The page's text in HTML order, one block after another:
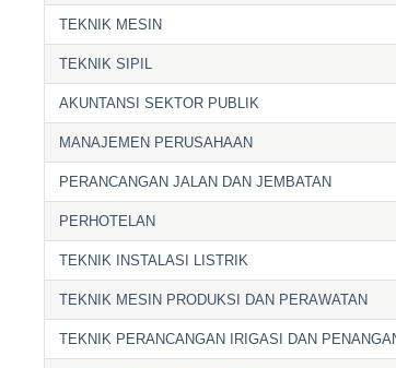
TEKNIK MESIN
TEKNIK SIPIL
AKUNTANSI SEKTOR PUBLIK
MANAJEMEN PERUSAHAAN
PERANCANGAN JALAN DAN JEMBATAN
PERHOTELAN
TEKNIK INSTALASI LISTRIK
TEKNIK MESIN PRODUKSI DAN PERAWATAN
TEKNIK PERANCANGAN IRIGASI DAN